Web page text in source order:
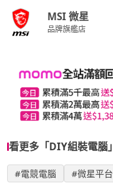
MSI 微星
品牌旗艦店
看更多「DIY組裝電腦
#電競電腦 #微星平台